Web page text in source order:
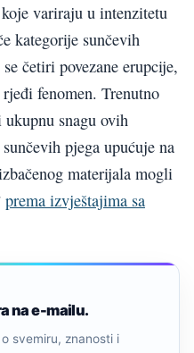
variraju u intenzitetu
kategorije sunčevih
četiri povezane erupcije,
fenomen. Trenutno
snagu ovih
pjega upućuje na
materijala mogli
prema izvještajima sa
na e-mailu.
svemiru, znanosti i